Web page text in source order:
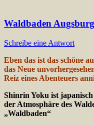
Waldbaden
Schreibe eine Antwort
Eben das ist das schöne
das Neue
Reiz eines Abenteuers
Shinrin Yoku ist
der Atmosphäre des
„Waldbaden“